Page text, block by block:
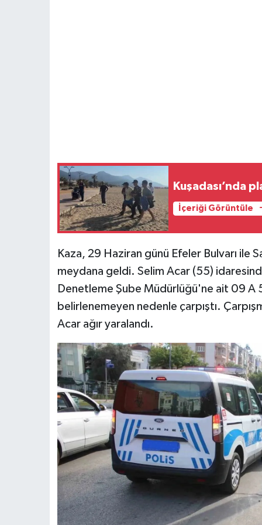
Kuşadası’nda
İçeriği Görüntüle
Kaza, 29 Haziran günü Efeler Bulvarı ile
meydana geldi. Selim Acar (55)
Denetleme Şube Müdürlüğü'ne ait 09 A
belirlenemeyen nedenle çarpıştı.
Acar ağır yaralandı.